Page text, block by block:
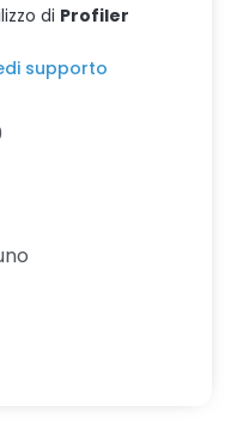
di Profiler
supporto